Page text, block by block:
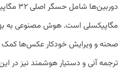
مگاپیکسلی است. هوش مصنوعی به
صحنه و ویرایش خودکار عکس‌ها کمک
ترجمه آنی و دستیار هوشمند نیز در